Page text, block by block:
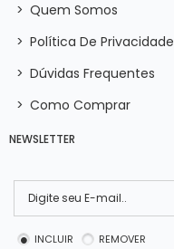
> Quem Somos
> Política De Privacidade
> Dúvidas Frequentes
> Como Comprar
NEWSLETTER
INCLUIR REMOVER